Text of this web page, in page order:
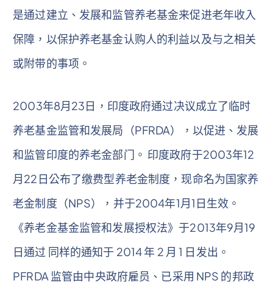
是通过建立、发展和监管养老基金来促进老年收入
保障，以保护养老基金认购人的利益以及与之相关
或附带的事项。
2003年8月23日，印度政府通过决议成立了临时
养老基金监管和发展局（PFRDA），以促进、发展
和监管印度的养老金部门。 印度政府于2003年12
月22日公布了缴费型养老金制度，现命名为国家养
老金制度（NPS），并于2004年1月1日生效。
《养老金基金监管和发展授权法》于2013年9月19
日通过 同样的通知于 2014 年 2 月 1 日发出。
PFRDA 监管由中央政府雇员、已采用 NPS 的邦政